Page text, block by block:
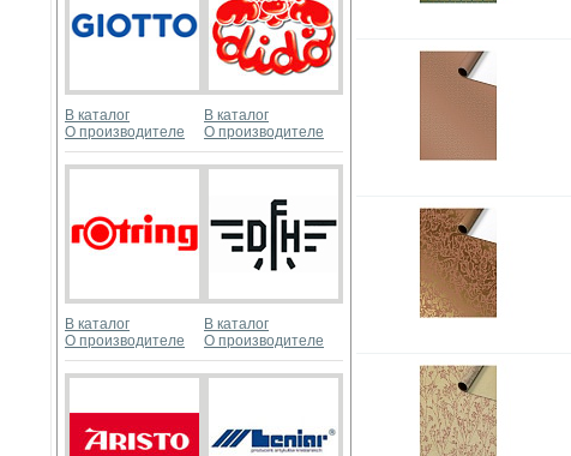
В каталог
О производителе
В каталог
О производителе
В каталог
О производителе
В каталог
О производителе